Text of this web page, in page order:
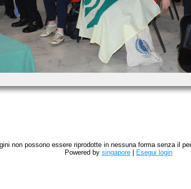
non possono essere riprodotte in nessuna forma senza il
Powered by singapore | Esegui login